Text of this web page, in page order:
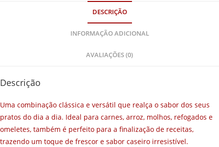
DESCRIÇÃO
INFORMAÇÃO ADICIONAL
AVALIAÇÕES (0)
Descrição
Uma combinação clássica e versátil que realça o sabor dos seus
pratos do dia a dia. Ideal para carnes, arroz, molhos, refogados e
omeletes, também é perfeito para a finalização de receitas,
trazendo um toque de frescor e sabor caseiro irresistível.